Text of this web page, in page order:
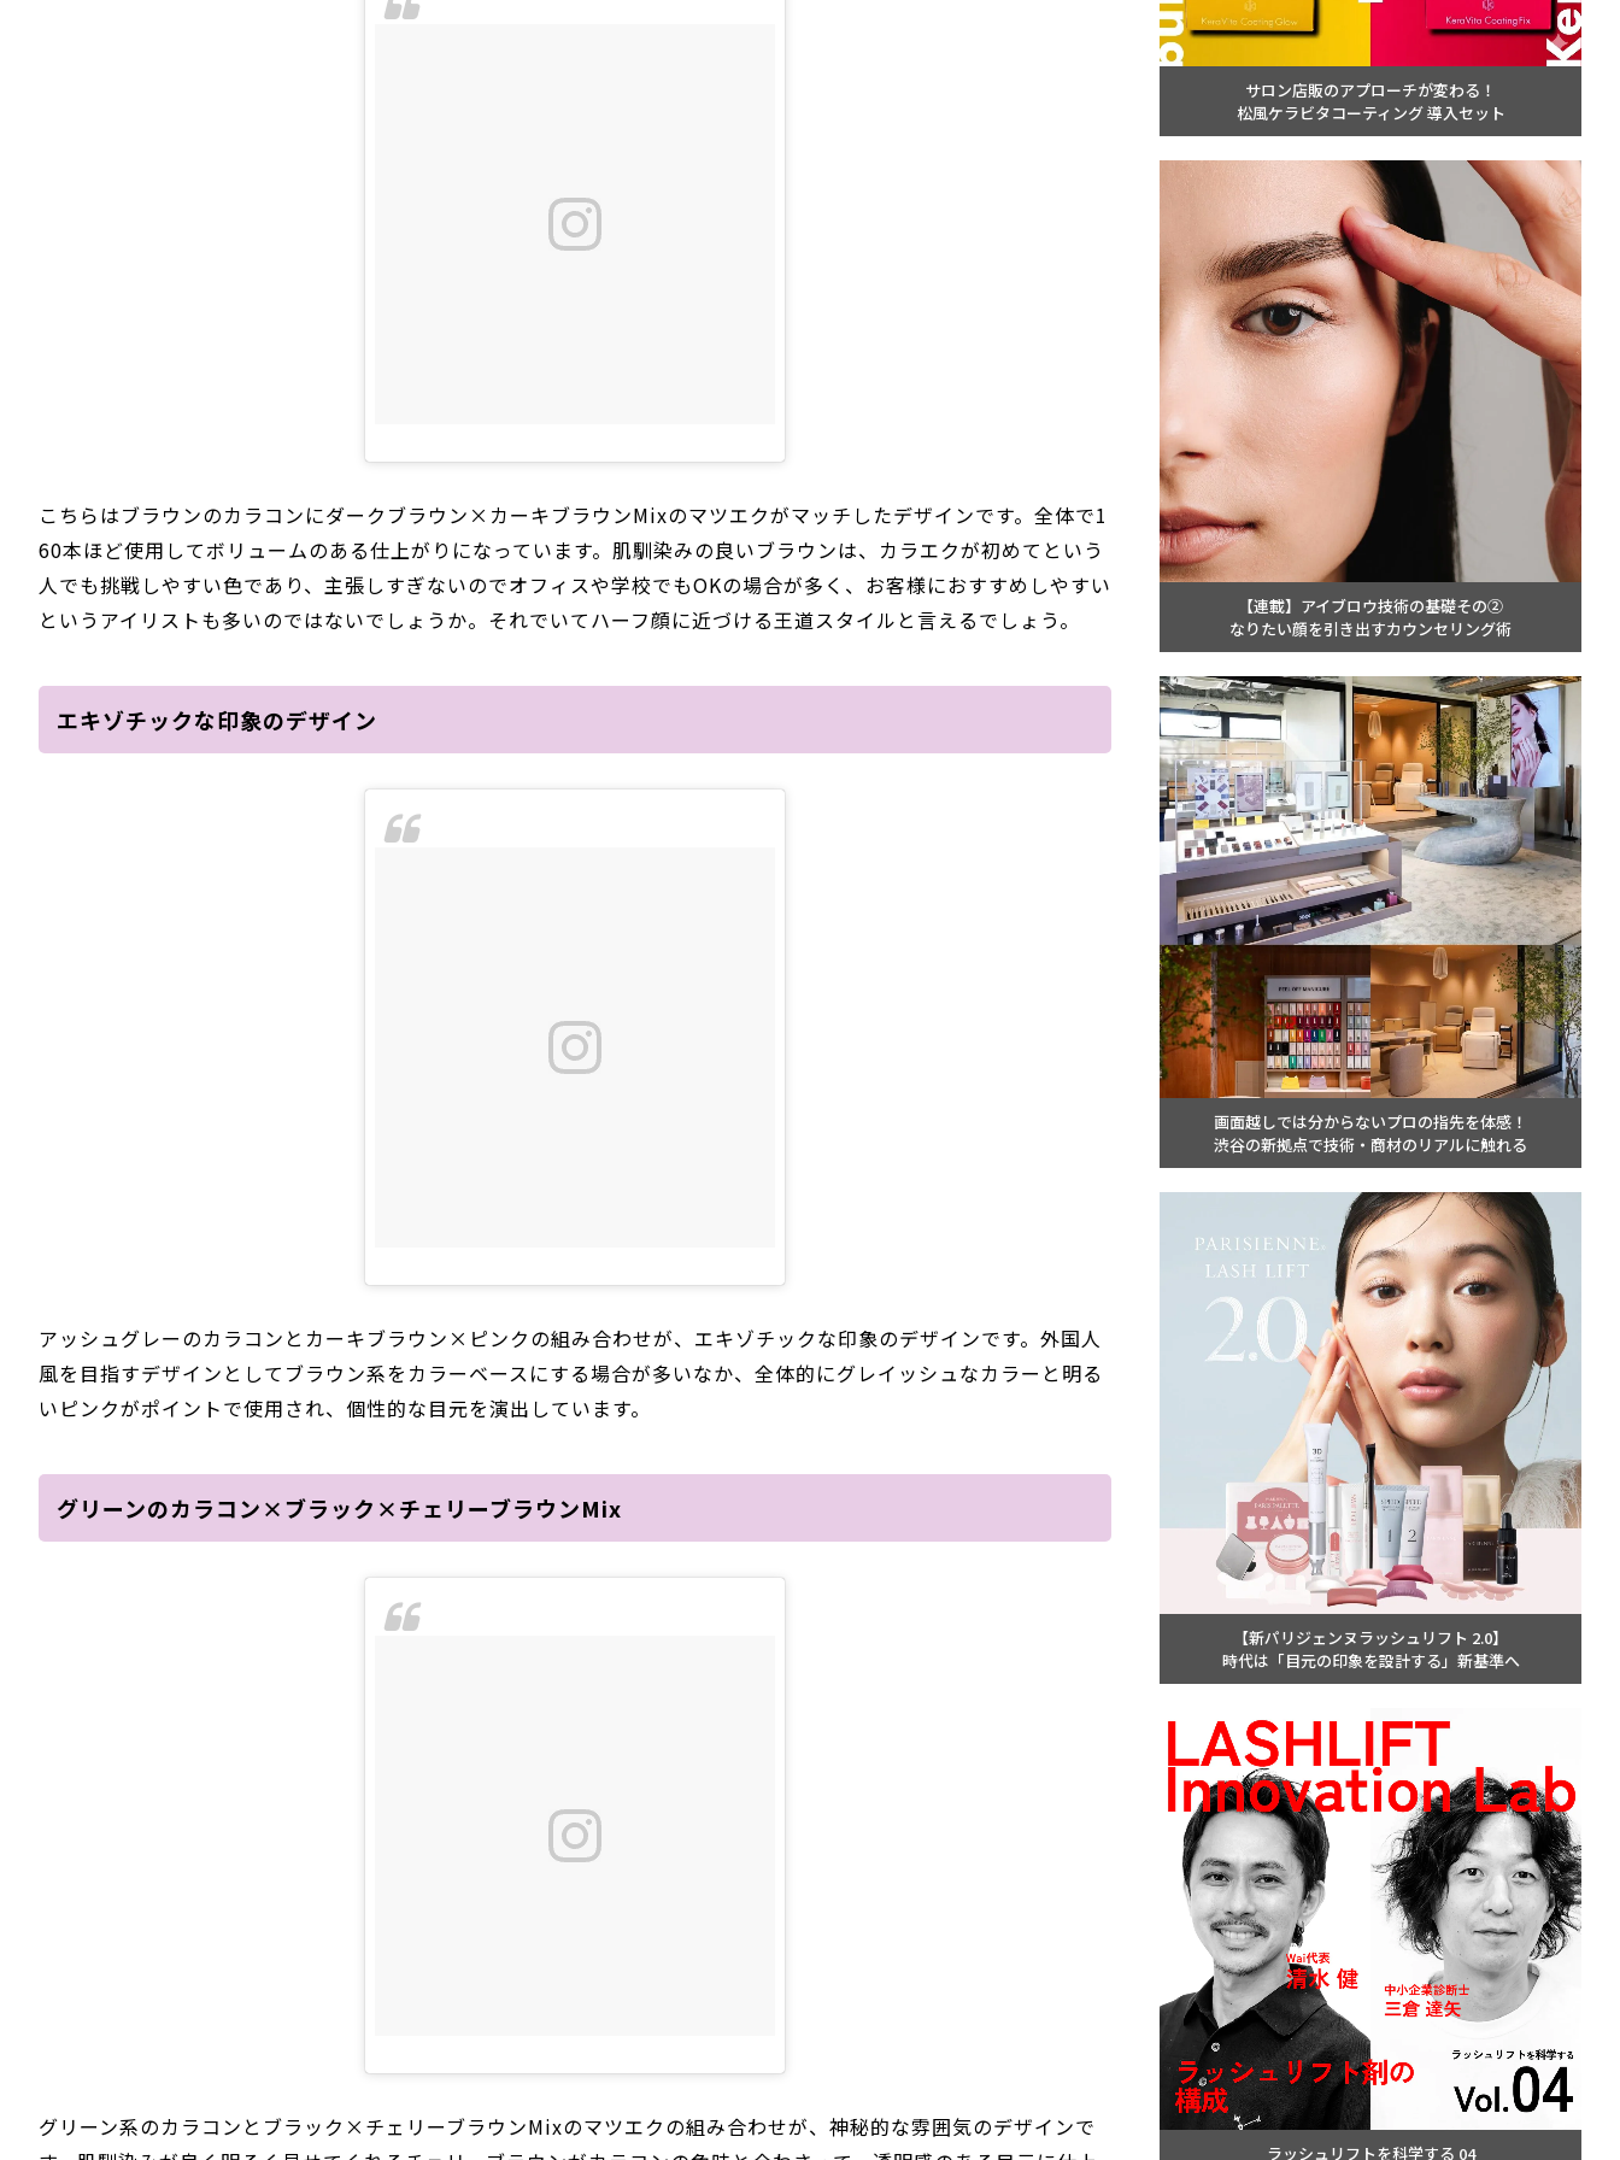
こちらはブラウンのカラコンにダークブラウン×カーキブラウンMixのマツエクがマッチしたデザインです。全体で1
60本ほど使用してボリュームのある仕上がりになっています。肌馴染みの良いブラウンは、カラエクが初めてという
人でも挑戦しやすい色であり、主張しすぎないのでオフィスや学校でもOKの場合が多く、お客様におすすめしやすい
というアイリストも多いのではないでしょうか。それでいてハーフ顔に近づける王道スタイルと言えるでしょう。
エキゾチックな印象のデザイン
アッシュグレーのカラコンとカーキブラウン×ピンクの組み合わせが、エキゾチックな印象のデザインです。外国人
風を目指すデザインとしてブラウン系をカラーベースにする場合が多いなか、全体的にグレイッシュなカラーと明る
いピンクがポイントで使用され、個性的な目元を演出しています。
グリーンのカラコン×ブラック×チェリーブラウンMix
グリーン系のカラコンとブラック×チェリーブラウンMixのマツエクの組み合わせが、神秘的な雰囲気のデザインで
サロン店販のアプローチが変わる！
松風ケラビタコーティング 導入セット
【連載】アイブロウ技術の基礎その②
なりたい顔を引き出すカウンセリング術
画面越しでは分からないプロの指先を体感！
渋谷の新拠点で技術・商材のリアルに触れる
【新パリジェンヌラッシュリフト 2.0】
時代は「目元の印象を設計する」新基準へ
ラッシュリフトを科学する 04